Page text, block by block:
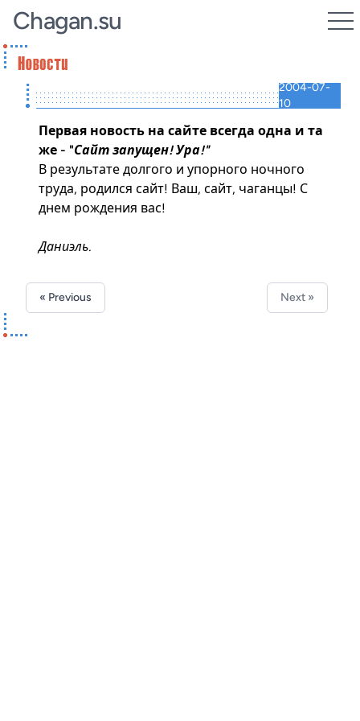
Chagan.su
2004-07-
10
Первая новость на сайте всегда одна и та
же - "Сайт запущен! Ура!"
В результате долгого и упорного ночного
труда, родился сайт! Ваш, сайт, чаганцы! С
днем рождения вас!
Даниэль.
« Previous Next »